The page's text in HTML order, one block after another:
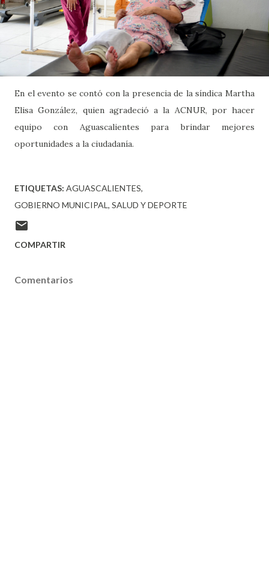
En el evento se contó con la presencia de la síndica Martha
Elisa González, quien agradeció a la ACNUR, por hacer
equipo con Aguascalientes para brindar mejores
oportunidades a la ciudadanía.
ETIQUETAS: AGUASCALIENTES
GOBIERNO MUNICIPAL SALUD Y DEPORTE
COMPARTIR
Comentarios